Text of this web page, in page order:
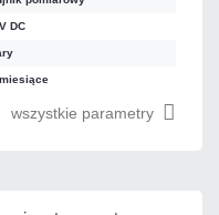
DC
wszystkie parametry